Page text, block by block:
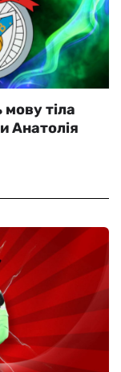
тіла
Анатолія